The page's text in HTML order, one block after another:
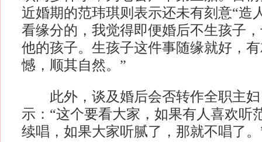
近婚期的范玮琪则表示还未有刻意“造
看缘分的，我觉得即便婚后不生孩子
他的孩子。生孩子这件事随缘就好，
憾，顺其自然。”
此外，谈及婚后会否转作全职主妇
示：“这个要看大家，如果有人喜欢听
续唱，如果大家听腻了，那就不唱了。